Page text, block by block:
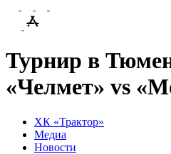
Турнир в
«Челмет» vs
ХК «Трактор»
Медиа
Новости